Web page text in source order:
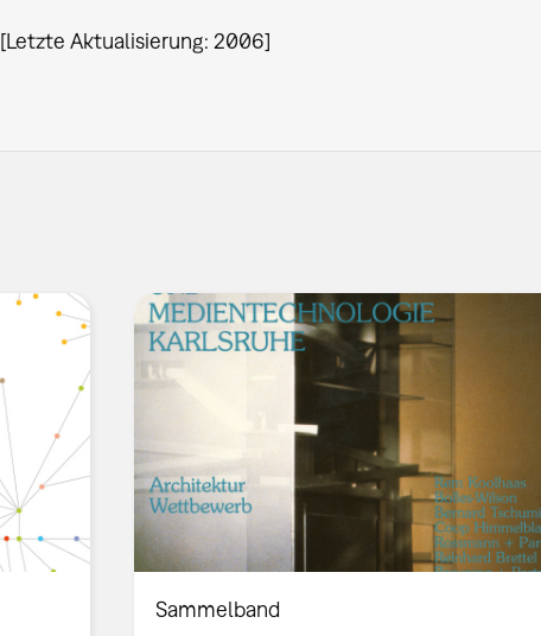
[Letzte Aktualisierung: 2006]
Sammelband